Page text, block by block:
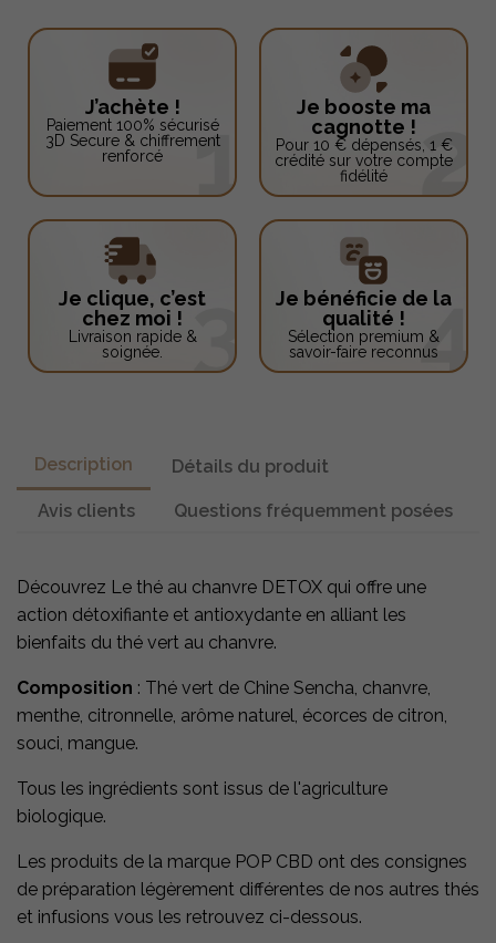
J’achète !
Paiement 100% sécurisé
3D Secure & chiffrement
renforcé
Je booste ma
cagnotte !
Pour 10 € dépensés, 1 €
crédité sur votre compte
fidélité
Je clique, c’est
chez moi !
Livraison rapide &
soignée.
Je bénéficie de la
qualité !
Sélection premium &
savoir-faire reconnus
Description Détails du produit
Avis clients Questions fréquemment posées
Découvrez Le thé au chanvre DETOX qui offre une
action détoxifiante et antioxydante en alliant les
bienfaits du thé vert au chanvre.
Composition : Thé vert de Chine Sencha, chanvre,
menthe, citronnelle, arôme naturel, écorces de citron,
souci, mangue.
Tous les ingrédients sont issus de l'agriculture
biologique.
Les produits de la marque POP CBD ont des consignes
de préparation légèrement différentes de nos autres thés
et infusions vous les retrouvez ci-dessous.